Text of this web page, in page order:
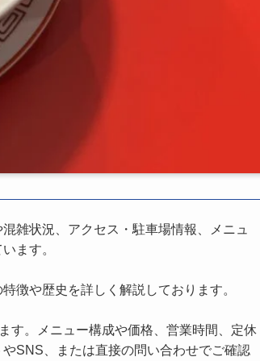
雑状況、アクセス・駐車場情報、メニュ
ます。
徴や歴史を詳しく解説しております。
す。メニュー構成や価格、営業時間、定休
SNS、または直接の問い合わせでご確認